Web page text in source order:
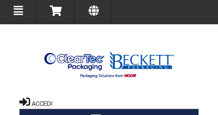
ACCEDI